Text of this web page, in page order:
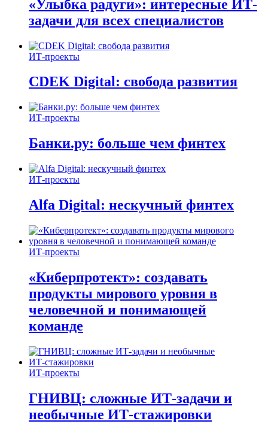
«Улыбка радуги»: интересные ИТ-
задачи для всех специалистов
ИТ-проекты
CDEK Digital: свобода развития
ИТ-проекты
Банки.ру: больше чем финтех
ИТ-проекты
Alfa Digital: нескучный финтех
ИТ-проекты
«Киберпротект»: создавать
продукты мирового уровня в
человечной и понимающей
команде
ИТ-проекты
ГНИВЦ: сложные ИТ‑задачи и
необычные ИТ‑стажировки